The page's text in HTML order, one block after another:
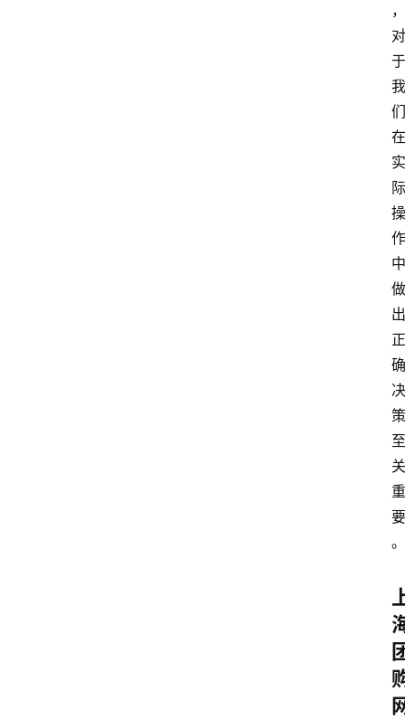
，
对
于
我
们
在
实
际
操
作
中
做
出
正
确
决
策
至
关
重
要
。